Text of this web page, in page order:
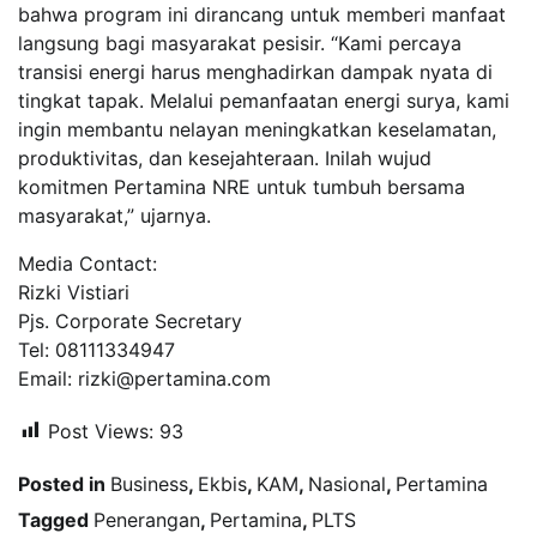
bahwa program ini dirancang untuk memberi manfaat
langsung bagi masyarakat pesisir. “Kami percaya
transisi energi harus menghadirkan dampak nyata di
tingkat tapak. Melalui pemanfaatan energi surya, kami
ingin membantu nelayan meningkatkan keselamatan,
produktivitas, dan kesejahteraan. Inilah wujud
komitmen Pertamina NRE untuk tumbuh bersama
masyarakat,” ujarnya.
Media Contact:
Rizki Vistiari
Pjs. Corporate Secretary
Tel: 08111334947
Email: rizki@pertamina.com
Post Views: 93
Posted in Business, Ekbis, KAM, Nasional, Pertamina
Tagged Penerangan, Pertamina, PLTS